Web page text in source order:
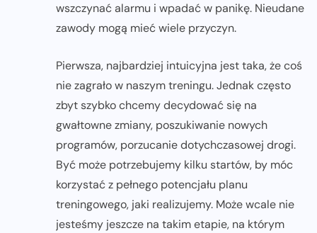
wszczynać alarmu i wpadać w panikę. Nieudane
zawody mogą mieć wiele przyczyn.
Pierwsza, najbardziej intuicyjna jest taka, że coś
nie zagrało w naszym treningu. Jednak często
zbyt szybko chcemy decydować się na
gwałtowne zmiany, poszukiwanie nowych
programów, porzucanie dotychczasowej drogi.
Być może potrzebujemy kilku startów, by móc
korzystać z pełnego potencjału planu
treningowego, jaki realizujemy. Może wcale nie
jesteśmy jeszcze na takim etapie, na którym